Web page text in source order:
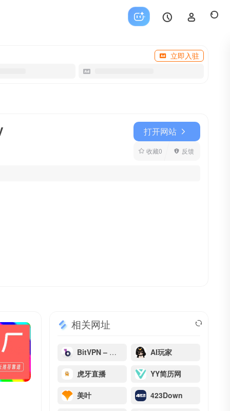
立即入驻
打开网站
收藏0 反馈
相关网址
BitVPN – 安全加速浏览 AI玩家
虎牙直播 YY简历网
美叶 423Down